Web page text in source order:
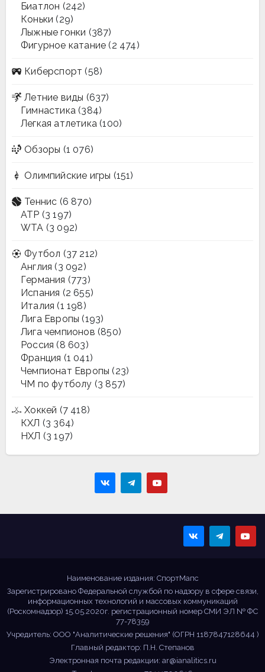
Биатлон (242)
Коньки (29)
Лыжные гонки (387)
Фигурное катание (2 474)
Киберспорт (58)
Летние виды (637)
Гимнастика (384)
Легкая атлетика (100)
Обзоры (1 076)
Олимпийские игры (151)
Теннис (6 870)
ATP (3 197)
WTA (3 092)
Футбол (37 212)
Англия (3 092)
Германия (773)
Испания (2 655)
Италия (1 198)
Лига Европы (193)
Лига чемпионов (850)
Россия (8 603)
Франция (1 041)
Чемпионат Европы (23)
ЧМ по футболу (3 857)
Хоккей (7 418)
КХЛ (3 364)
НХЛ (3 197)
Наименование издания: СпортМапс
Зарегистрировано Федеральной службой по надзору в сфере связи,
информационных технологий и массовых коммуникаций
(Роскомнадзор) 15.05.2020г. регистрационный номер СМИ ЭЛ № ФС
77-78359
Учредитель: ООО "Аналитические решения" (ОГРН 1187847128644 )
Главный редактор: П.Н. Степанов
Электронная почта редакции: ar@ianalitics.ru